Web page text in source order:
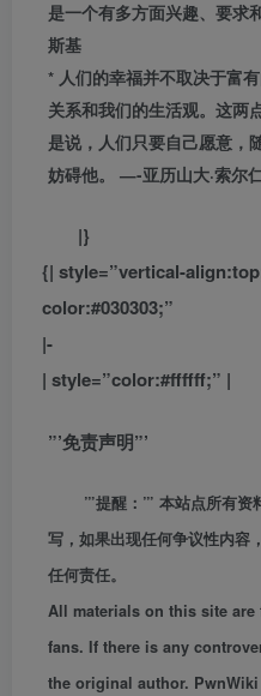
是一个有多方面兴趣、要求
斯基
* 人们的幸福并不取决于富
关系和我们的生活观。这两
是说，人们只要自己愿意，
妨碍他。 —-亚历山大·索尔
|}
{| style=”vertical-
color:#030303;”
|-
| style=”color:#ffffff;” |
”’免责声明”’
”’提醒：”’ 本站点所有
写，如果出现任何争议性内容
任何责任。
All materials on this site
fans. If there is any
the original author.